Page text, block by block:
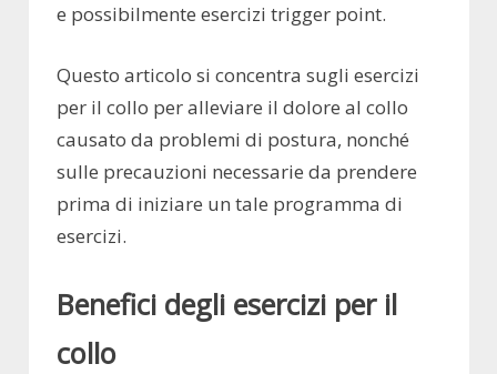
e possibilmente esercizi trigger point.
Questo articolo si concentra sugli esercizi
per il collo per alleviare il dolore al collo
causato da problemi di postura, nonché
sulle precauzioni necessarie da prendere
prima di iniziare un tale programma di
esercizi.
Benefici degli esercizi per il
collo